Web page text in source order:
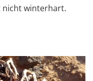
nicht winterhart.